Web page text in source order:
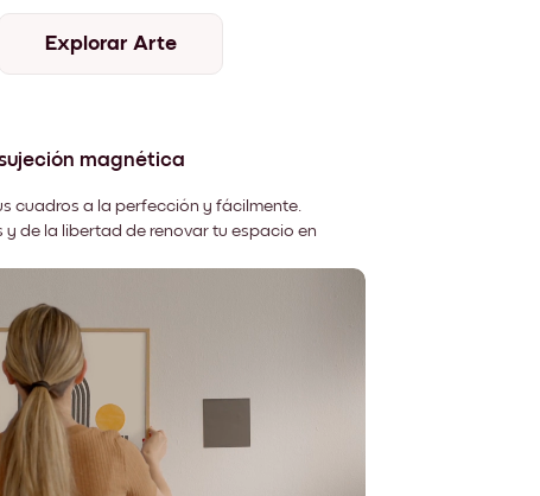
Explorar Arte
magnética
cuadros a la perfección y fácilmente.
y de la libertad de renovar tu espacio en